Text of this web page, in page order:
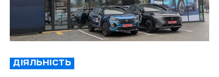
ДІЯЛЬНІСТЬ